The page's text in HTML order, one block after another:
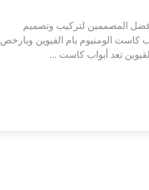
المصممين لتركيب وتصميم
كاست الومنيوم بام القيوين وبارخص
تعد أبواب كاست ...